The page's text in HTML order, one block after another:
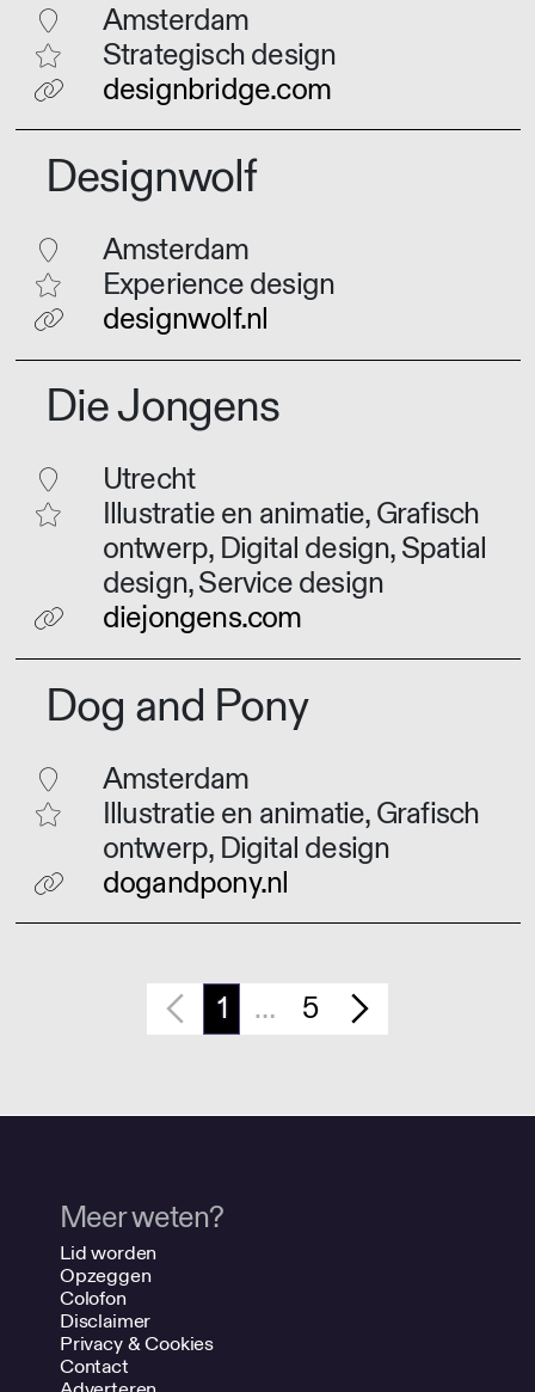
Amsterdam
Strategisch design
designbridge.com
Designwolf
Amsterdam
Experience design
designwolf.nl
Die Jongens
Utrecht
Illustratie en animatie, Grafisch
ontwerp, Digital design, Spatial
design, Service design
diejongens.com
Dog and Pony
Amsterdam
Illustratie en animatie, Grafisch
ontwerp, Digital design
dogandpony.nl
1 … 5
Meer weten?
Lid worden
Opzeggen
Colofon
Disclaimer
Privacy & Cookies
Contact